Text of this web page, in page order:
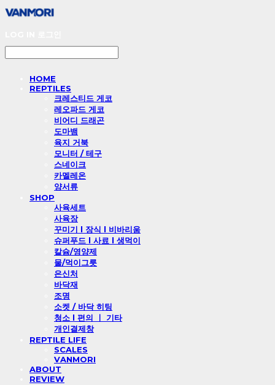
HOME
REPTILES
크레스티드 게코
레오파드 게코
비어디 드래곤
도마뱀
육지 거북
모니터 / 테구
스네이크
카멜레온
양서류
SHOP
사육세트
사육장
꾸미기 l 장식 l 비바리움
슈퍼푸드 l 사료 l 생먹이
칼슘/영양제
물/먹이그릇
은신처
바닥재
조명
소켓 / 바닥 히팅
청소 l 편의 ㅣ 기타
개인결제창
REPTILE LIFE
SCALES
VANMORI
ABOUT
REVIEW